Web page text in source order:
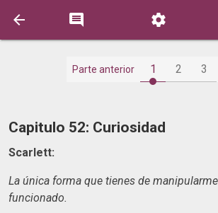
  
Parte anterior 1 2 3
Capitulo 52: Curiosidad
Scarlett:
La única forma que tienes de
funcionado.